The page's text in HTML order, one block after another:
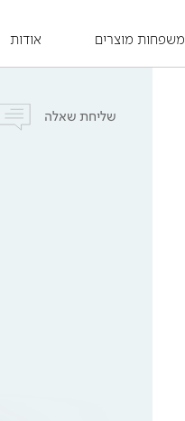
משפחות מוצרים אודות
שליחת שאלה